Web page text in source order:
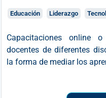
Educación Liderazgo
Capacitaciones online
docentes de diferentes
la forma de mediar los